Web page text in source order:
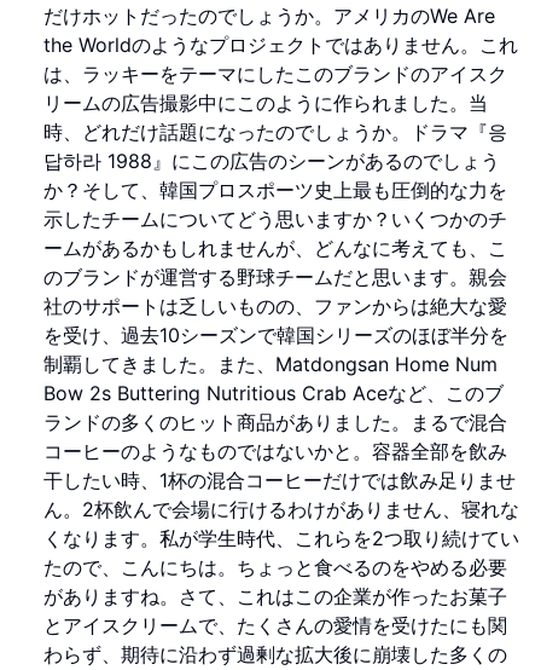
だけホットだったのでしょうか。アメリカのWe Are
the Worldのようなプロジェクトではありません。これ
は、ラッキーをテーマにしたこのブランドのアイスク
リームの広告撮影中にこのように作られました。当
時、どれだけ話題になったのでしょうか。ドラマ『응
답하라 1988』にこの広告のシーンがあるのでしょう
か？そして、韓国プロスポーツ史上最も圧倒的な力を
示したチームについてどう思いますか？いくつかのチ
ームがあるかもしれませんが、どんなに考えても、こ
のブランドが運営する野球チームだと思います。親会
社のサポートは乏しいものの、ファンからは絶大な愛
を受け、過去10シーズンで韓国シリーズのほぼ半分を
制覇してきました。また、Matdongsan Home Num
Bow 2s Buttering Nutritious Crab Aceなど、このブ
ランドの多くのヒット商品がありました。まるで混合
コーヒーのようなものではないかと。容器全部を飲み
干したい時、1杯の混合コーヒーだけでは飲み足りませ
ん。2杯飲んで会場に行けるわけがありません、寝れな
くなります。私が学生時代、これらを2つ取り続けてい
たので、こんにちは。ちょっと食べるのをやめる必要
がありますね。さて、これはこの企業が作ったお菓子
とアイスクリームで、たくさんの愛情を受けたにも関
わらず、期待に沿わず過剰な拡大後に崩壊した多くの